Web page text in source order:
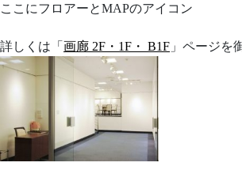
ここにフロアーとMAPのアイコン
詳しくは「 画廊 2F・1F・ B1F 」ページを